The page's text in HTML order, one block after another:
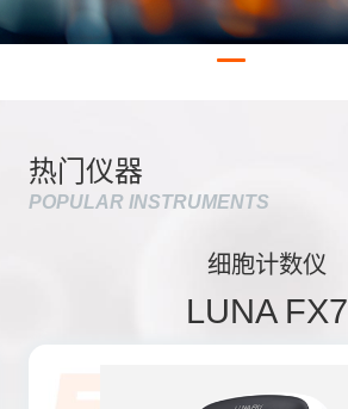
热门仪器
POPULAR INSTRUMENTS
细胞计数仪
LUNA FX7